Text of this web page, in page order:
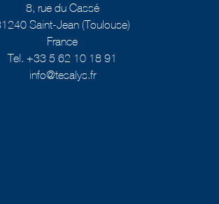
8, rue du Cassé
Saint-Jean (Toulouse)
France
Tel. +33 5 62 10 18 91
info@tesalys.fr